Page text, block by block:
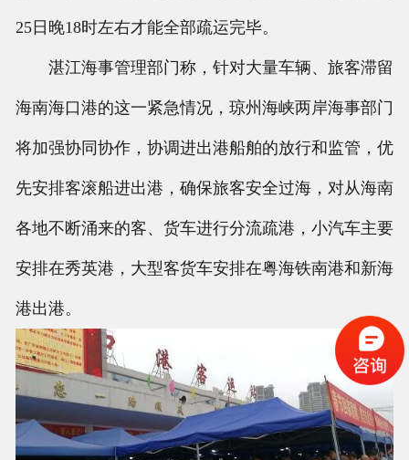
25日晚18时左右才能全部疏运完毕。
湛江海事管理部门称，针对大量车辆、旅客滞留
海南海口港的这一紧急情况，琼州海峡两岸海事部门
将加强协同协作，协调进出港船舶的放行和监管，优
先安排客滚船进出港，确保旅客安全过海，对从海南
各地不断涌来的客、货车进行分流疏港，小汽车主要
安排在秀英港，大型客货车安排在粤海铁南港和新海
港出港。